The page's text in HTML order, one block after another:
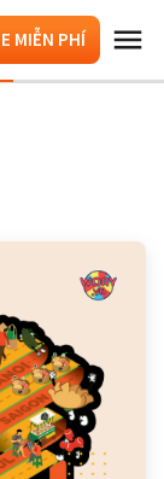
MIỄN PHÍ